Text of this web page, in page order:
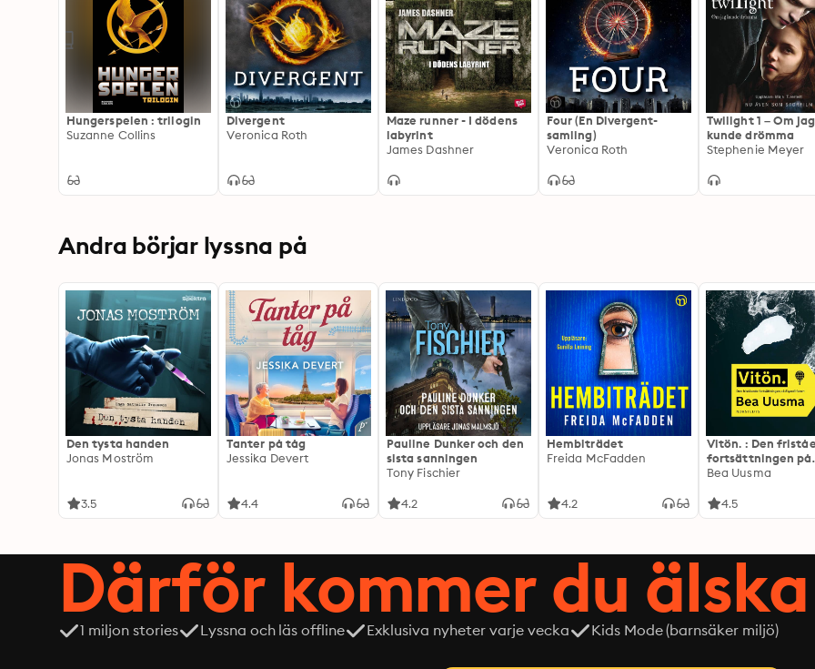
Hungerspelen : trilogin
Suzanne Collins
Divergent
Veronica Roth
Maze runner - I dödens
labyrint
James Dashner
Four (En Divergent-
samling)
Veronica Roth
Twilight 1 – Om jag
kunde drömma
Stephenie Meyer
Andra börjar lyssna på
Den tysta handen
Jonas Moström
3.5
Tanter på tåg
Jessika Devert
4.4
Pauline Dunker och den
sista sanningen
Tony Fischier
4.2
Hembiträdet
Freida McFadden
4.2
Vitön. : Den
fortsättningen på
Expeditionen
Bea Uusma
4.5
Därför kommer du
1 miljon stories Lyssna och läs offline Exklusiva nyheter varje vecka Kids Mode (barnsäker miljö)